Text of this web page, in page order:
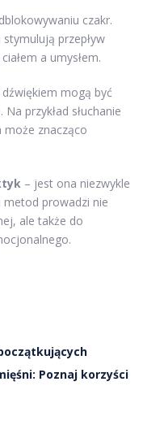
czakr.
przepływ
a umysłem.
mogą być
przykład słuchanie
może znacząco
– jest ona niezwykle
metod prowadzi nie
ale także do
Poznaj korzyści